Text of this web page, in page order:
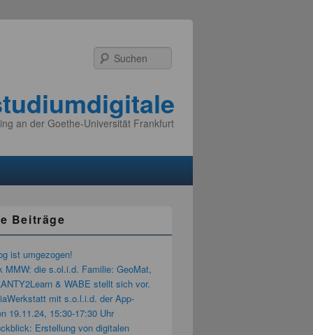
an der Goethe-Universität Frankfurt
Beiträge
ist umgezogen!
MMW: die s.ol.i.d. Familie: GeoMat,
& WABE stellt sich vor.
mit s.o.l.i.d. der App-
19.11.24, 15:30-17:30 Uhr
Erstellung von digitalen